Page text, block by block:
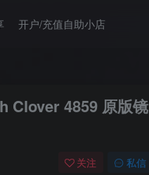
开户/充值自助小店
Clover 4859 原版镜
关注 私信